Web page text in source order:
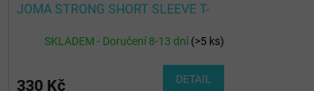
JOMA STRONG SHORT SLEEVE T-
SKLADEM - Doručení 8-13 dní(>5 ks)
330 Kč DETAIL